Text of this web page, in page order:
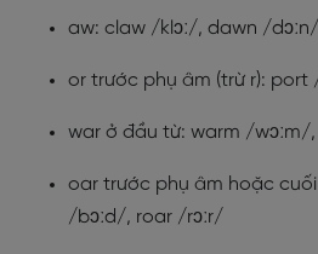
aw: claw /klɔː/, dawn /dɔːn/
or trước phụ âm (trừ r): port
war ở đầu từ: warm /wɔːm/,
oar trước phụ âm hoặc
/bɔːd/, roar /rɔːr/